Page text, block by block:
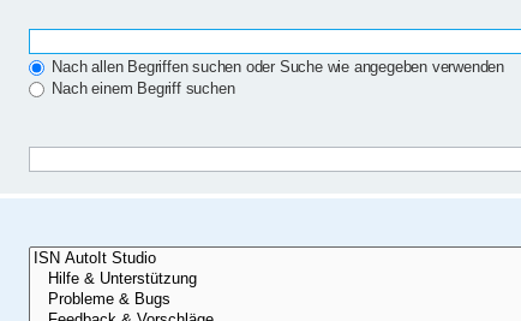
Nach allen Begriffen suchen oder Suche wie angegeben verwenden
Nach einem Begriff suchen